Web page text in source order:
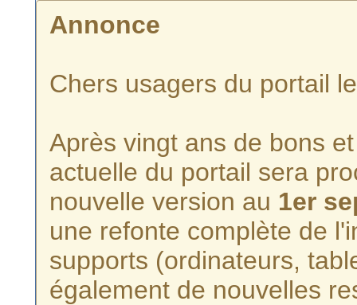
Annonce
Chers usagers du portail
Après vingt ans de bons
actuelle du portail sera
nouvelle version au 1er
une refonte complète de
supports (ordinateurs,
également de nouvelles